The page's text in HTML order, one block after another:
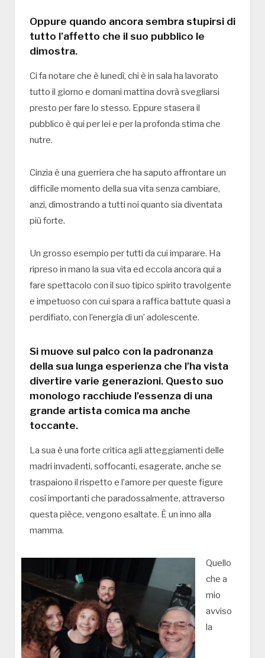
Oppure quando ancora sembra stupirsi di
tutto l’affetto che il suo pubblico le
dimostra.
Ci fa notare che è lunedì, chi è in sala ha lavorato
tutto il giorno e domani mattina dovrà svegliarsi
presto per fare lo stesso. Eppure stasera il
pubblico è qui per lei e per la profonda stima che
nutre.
Cinzia è una guerriera che ha saputo affrontare un
difficile momento della sua vita senza cambiare,
anzi, dimostrando a tutti noi quanto sia diventata
più forte.
Un grosso esempio per tutti da cui imparare. Ha
ripreso in mano la sua vita ed eccola ancora qui a
fare spettacolo con il suo tipico spirito travolgente
e impetuoso con cui spara a raffica battute quasi a
perdifiato, con l’energia di un’ adolescente.
Si muove sul palco con la padronanza
della sua lunga esperienza che l’ha vista
divertire varie generazioni. Questo suo
monologo racchiude l’essenza di una
grande artista comica ma anche
toccante.
La sua è una forte critica agli atteggiamenti delle
madri invadenti, soffocanti, esagerate, anche se
traspaiono il rispetto e l’amore per queste figure
così importanti che paradossalmente, attraverso
questa pièce, vengono esaltate. È un inno alla
mamma.
Quello
che a
mio
avviso
la